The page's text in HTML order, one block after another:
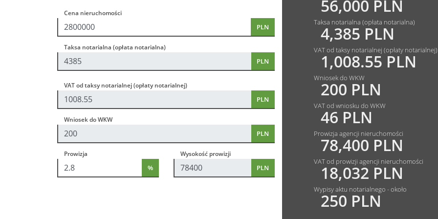
Cena nieruchomości
PLN
Taksa notarialna (opłata notarialna)
PLN
VAT od taksy notarialnej (opłaty notarialnej)
PLN
Wniosek do WKW
PLN
Prowizja
%
Wysokość prowizji
PLN
56,000 PLN
Taksa notarialna (opłata notarialna)
4,385 PLN
VAT od taksy notarialnej (opłaty notarialnej)
1,008.55 PLN
Wniosek do WKW
200 PLN
VAT od wniosku do WKW
46 PLN
Prowizja agencji nieruchomości
78,400 PLN
VAT od prowizji agencji nieruchomości
18,032 PLN
Wypisy aktu notarialnego - około
250 PLN